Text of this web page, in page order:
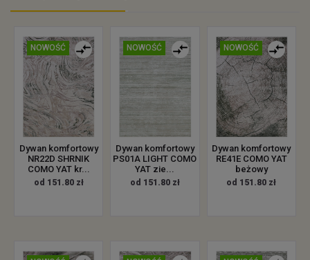
NOWOŚĆ
Dywan komfortowy
NR22D SHRNIK
COMO YAT kr...
od 151.80 zł
NOWOŚĆ
Dywan komfortowy
PS01A LIGHT COMO
YAT zie...
od 151.80 zł
NOWOŚĆ
Dywan komfortowy
RE41E COMO YAT
beżowy
od 151.80 zł